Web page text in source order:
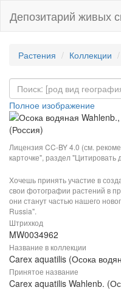
Депозитарий живых
Растения Коллекции
Полное изображение
Лицензия CC-BY 4.0 (см.
карточке", раздел "Цитировать
Хочешь принять участие в
свои фотографии растений в
они станут частью нашего
Russia".
Штрихкод
MW0034962
Название в коллекции
Carex aquatilis (Осока
Принятое название
Carex aquatilis Wahlenb.